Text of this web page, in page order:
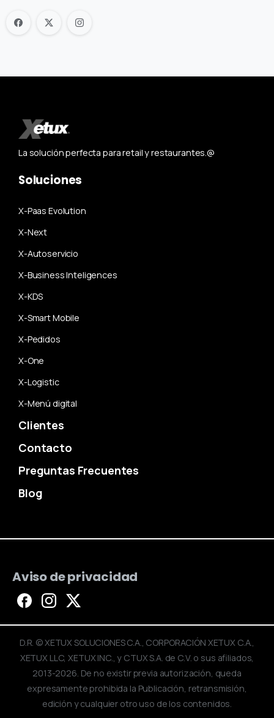
La solución perfecta para retail y restaurantes.@
Soluciones
X-Paas Evolution
X-Next
X-Autoservicio
X-Business Inteligences
X-KDS
X-Smart Mobile
X-Pedidos
X-One
X-Logistic
X-Menú digital
Clientes
Contacto
Preguntas Frecuentes
Blog
Aviso de privacidad
D.R. © XETUX SOLUCIONES C.A., CORPORACIÓN XETUX C.A.,
XETUX LLC, XETUX INC., y CTUX S.A. de C.V. o sus afiliados,
2013-2026. De no existir previa autorización, queda
expresamente prohibida la Publicación, retransmisión,
edición y cualquier otro uso de los contenidos.